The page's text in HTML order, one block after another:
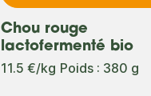
Chou rouge
lactofermenté bio
11.5 €/kg Poids : 380 g